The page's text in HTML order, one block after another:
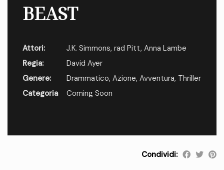
BEAST
Attori: J.K. Simmons, rad Pitt, Anna Lambe
Regia:
David Ayer
Genere:
Drammatico, Azione, Avventura, Thriller
Categoria
Coming Soon
Condividi: